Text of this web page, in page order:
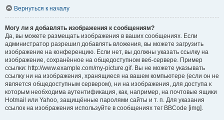
Вернуться к началу
Могу ли я добавлять изображения к сообщениям?
Да, вы можете размещать изображения в ваших сообщениях. Если
администратор разрешил добавлять вложения, вы можете загрузить
изображение на конференцию. Если нет, вы должны указать ссылку на
изображение, сохранённое на общедоступном веб-сервере. Пример
ссылки: http://www.example.com/my-picture.gif. Вы не можете указывать
ссылку ни на изображения, хранящиеся на вашем компьютере (если он не
является общедоступным сервером), ни на изображения, для доступа к
которым необходима аутентификация, как, например, на почтовые ящики
Hotmail или Yahoo, защищённые паролями сайты и т. п. Для указания
ссылок на изображения используйте в сообщениях тег BBCode [img].